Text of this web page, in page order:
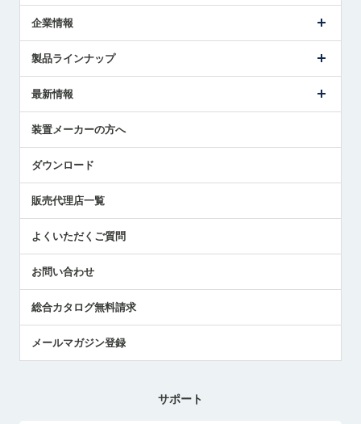
企業情報
ごあいさつ
受賞履歴
採用情報
国/地域/言語
製品ラインナップ
ツールセッタ製品
エアマイクロセンサ製品
最新情報
メトロールの技術
社員ブログ
中小企業のBCP地震対策
センサのテクニカルガイド
社長ブログ
装置メーカーの方へ
ダウンロード
販売代理店一覧
よくいただくご質問
お問い合わせ
総合カタログ無料請求
メールマガジン登録
サポート